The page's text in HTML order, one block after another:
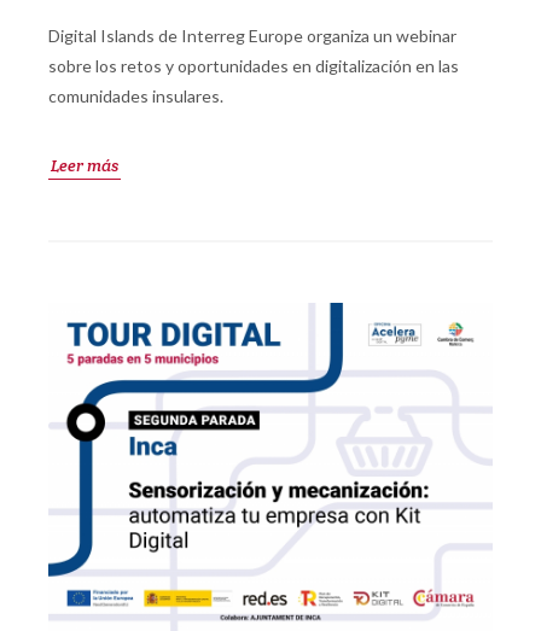
Digital Islands de Interreg Europe organiza un webinar
sobre los retos y oportunidades en digitalización en las
comunidades insulares.
Leer más